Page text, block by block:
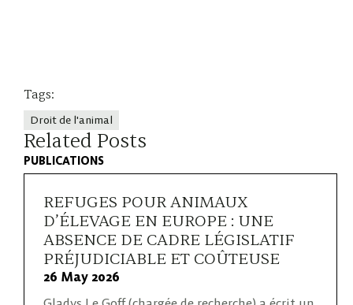
Tags:
Droit de l'animal
Related Posts
PUBLICATIONS
REFUGES POUR ANIMAUX
D’ÉLEVAGE EN EUROPE : UNE
ABSENCE DE CADRE LÉGISLATIF
PRÉJUDICIABLE ET COÛTEUSE
26 May 2026